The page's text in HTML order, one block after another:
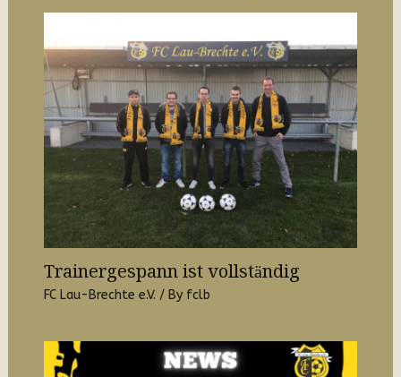
Trainergespann ist vollständig
FC Lau-Brechte e.V. / By fclb